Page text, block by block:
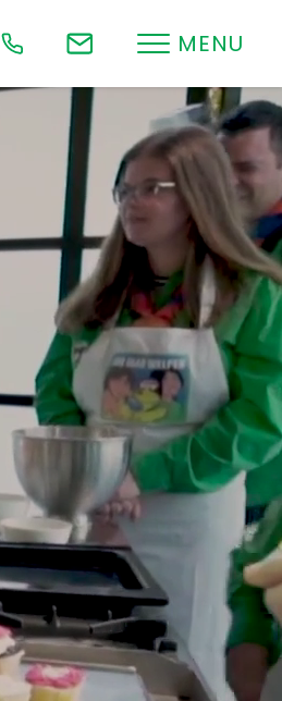
MENU